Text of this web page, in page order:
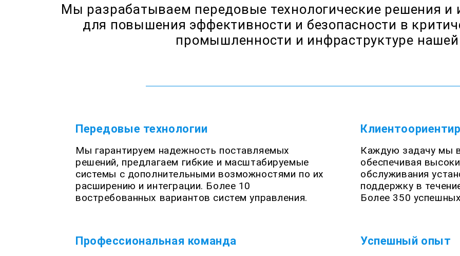
Мы разрабатываем передовые технологические решения
для повышения эффективности и безопасности в
промышленности и инфраструктуре
Передовые технологии
Мы гарантируем надежность поставляемых
решений, предлагаем гибкие и масштабируемые
системы с дополнительными возможностями по их
расширению и интеграции. Более 10
востребованных вариантов систем управления.
Каждую задачу мы
обеспечивая
обслуживания
поддержку в
Более 350
Профессиональная команда Успешный опыт